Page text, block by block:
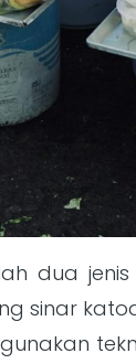
dua
sinar